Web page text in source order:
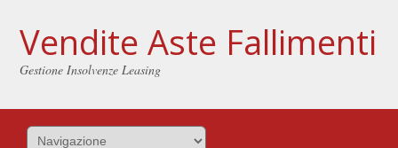
Vendite Aste Fallimenti
Gestione Insolvenze Leasing